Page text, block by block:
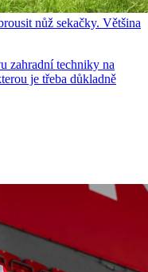
nůž sekačky. Většina
zahradní techniky na
je třeba důkladně